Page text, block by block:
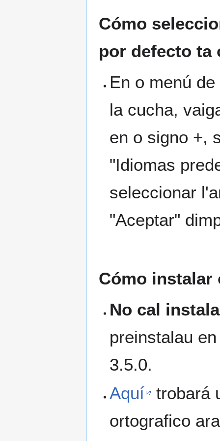
Cómo
por defecto ta
En o menú
la cucha,
en o signo +,
"Idiomas
seleccionar
"Aceptar"
Cómo
No cal
preinstalau
3.5.0.
Aquí
trobará
ortografico